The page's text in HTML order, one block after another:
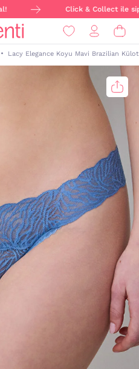
Click & Collect ile
Lacy Elegance Koyu Mavi Brazilian Külot